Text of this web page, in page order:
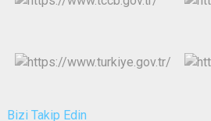
Bizi Takip Edin